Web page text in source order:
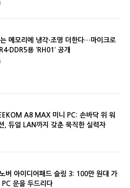
메모리에 냉각·조명 더한다…마이크로
용 ‘RH01’ 공개
A8 MAX 미니 PC: 손바닥 위 워
, 듀얼 LAN까지 갖춘 묵직한 실력자
버 아이디어패드 슬림 3: 100만 원대 가
PC 문을 두드리다